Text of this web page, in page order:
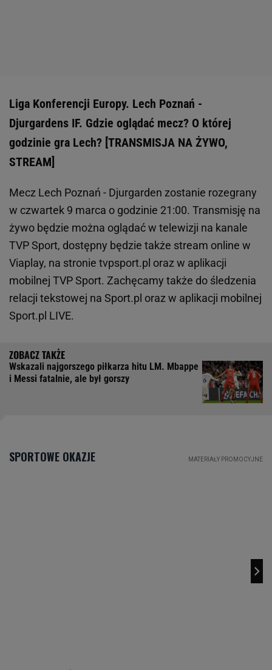
Liga Konferencji Europy. Lech Poznań -
Djurgardens IF. Gdzie oglądać mecz? O której
godzinie gra Lech? [TRANSMISJA NA ŻYWO,
STREAM]
Mecz Lech Poznań - Djurgarden zostanie rozegrany
w czwartek 9 marca o godzinie 21:00. Transmisję na
żywo będzie można oglądać w telewizji na kanale
TVP Sport, dostępny będzie także stream online w
Viaplay, na stronie tvpsport.pl oraz w aplikacji
mobilnej TVP Sport. Zachęcamy także do śledzenia
relacji tekstowej na Sport.pl oraz w aplikacji mobilnej
Sport.pl LIVE.
Wskazali najgorszego piłkarza hitu LM. Mbappe
i Messi fatalnie, ale był gorszy